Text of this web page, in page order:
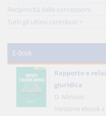
Reciprocità delle concessioni
Tutti gli ultimi contributi >
E-Book
Rapporto e
giuridica
D. Minussi
Versione ebook €